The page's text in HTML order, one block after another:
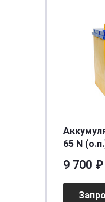
65 N
9 700 ₽